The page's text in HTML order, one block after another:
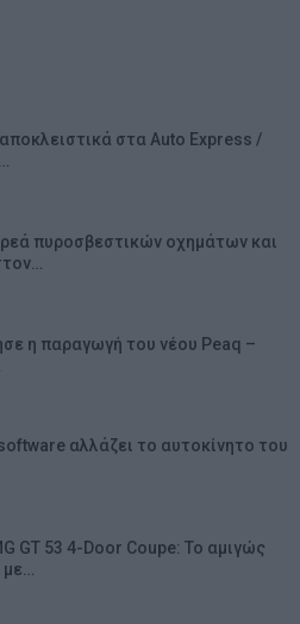
στα Auto Express /
πυροσβεστικών οχημάτων και
η παραγωγή του νέου Peaq –
αλλάζει το αυτοκίνητο του
GT 53 4-Door Coupe: Το αμιγώς